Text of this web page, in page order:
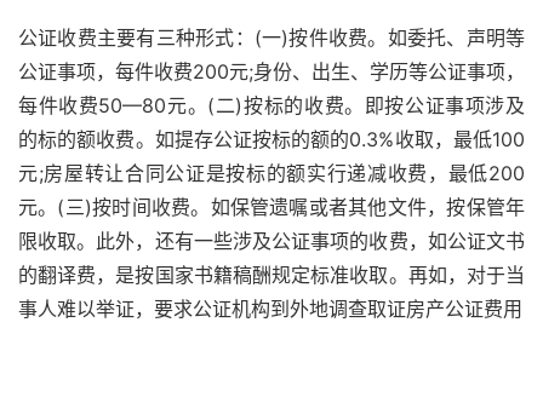
公证收费主要有三种形式：(一)按件收费。如委托、声明等
公证事项，每件收费200元;身份、出生、学历等公证事项，
每件收费50—80元。(二)按标的收费。即按公证事项涉及
的标的额收费。如提存公证按标的额的0.3%收取，最低100
元;房屋转让合同公证是按标的额实行递减收费，最低200
元。(三)按时间收费。如保管遗嘱或者其他文件，按保管年
限收取。此外，还有一些涉及公证事项的收费，如公证文书
的翻译费，是按国家书籍稿酬规定标准收取。再如，对于当
事人难以举证，要求公证机构到外地调查取证房产公证费用